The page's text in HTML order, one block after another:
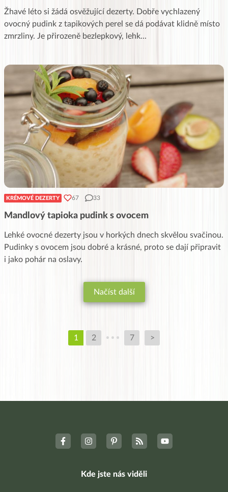
Žhavé léto si žádá osvěžující dezerty. Dobře vychlazený
ovocný pudink z tapikových perel se dá podávat klidně místo
zmrzliny. Je přirozeně bezlepkový, lehk...
KRÉMOVÉ DEZERTY 67 33
Mandlový tapioka pudink s ovocem
Lehké ovocné dezerty jsou v horkých dnech skvělou svačinou.
Pudinky s ovocem jsou dobré a krásné, proto se dají připravit
i jako pohár na oslavy.
Načíst další
1 2 7 >
Kde jste nás viděli